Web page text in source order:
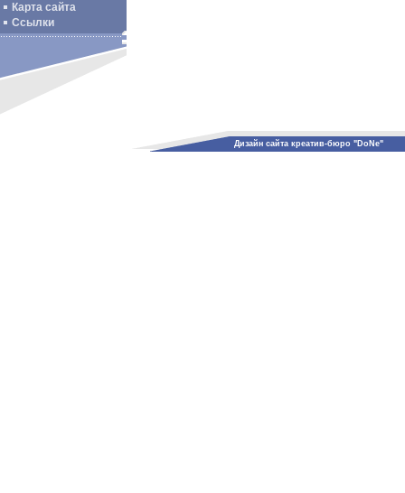
Карта сайта
Ссылки
Дизайн сайта креатив-бюро "DoNe"